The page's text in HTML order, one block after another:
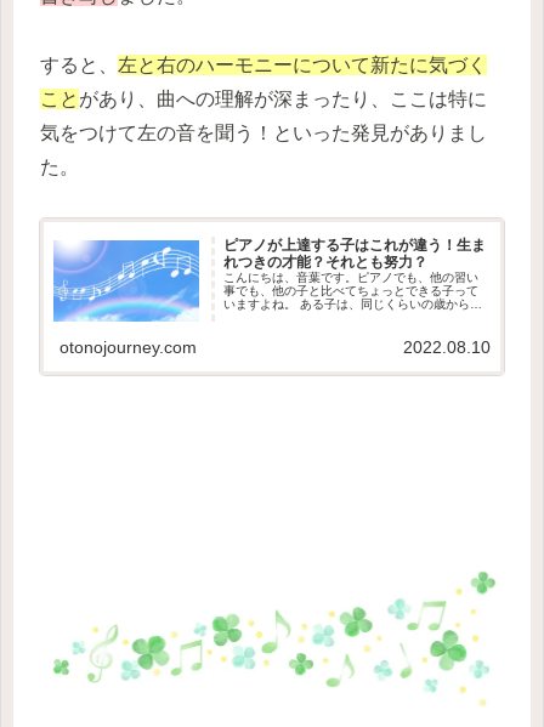
すると、 左と右のハーモニーについて新たに気づく
こと があり、曲への理解が深まったり、ここは特に
気をつけて左の音を聞う！といった発見がありまし
た。
ピアノが上達する子はこれが違う！生ま
れつきの才能？それとも努力？
こんにちは、音葉です。ピアノでも、他の習い
事でも、他の子と比べてちょっとできる子って
いますよね。 ある子は、同じくらいの歳から始
otonojourney.com 2022.08.10